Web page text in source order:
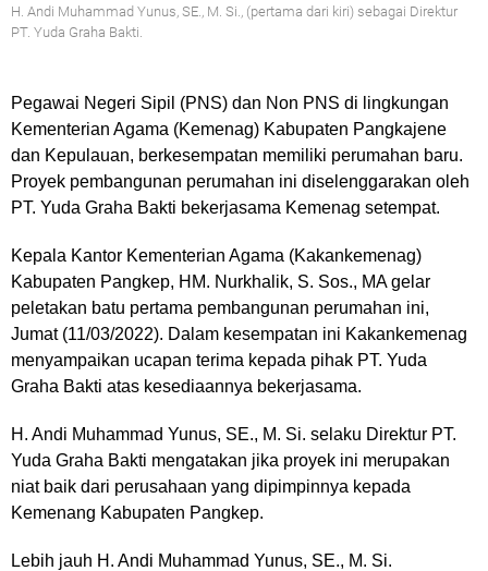
H. Andi Muhammad Yunus, SE., M. Si., (pertama dari kiri) sebagai Direktur
PT. Yuda Graha Bakti.
Pegawai Negeri Sipil (PNS) dan Non PNS di lingkungan
Kementerian Agama (Kemenag) Kabupaten Pangkajene
dan Kepulauan, berkesempatan memiliki perumahan baru.
Proyek pembangunan perumahan ini diselenggarakan oleh
PT. Yuda Graha Bakti bekerjasama Kemenag setempat.
Kepala Kantor Kementerian Agama (Kakankemenag)
Kabupaten Pangkep, HM. Nurkhalik, S. Sos., MA gelar
peletakan batu pertama pembangunan perumahan ini,
Jumat (11/03/2022). Dalam kesempatan ini Kakankemenag
menyampaikan ucapan terima kepada pihak PT. Yuda
Graha Bakti atas kesediaannya bekerjasama.
H. Andi Muhammad Yunus, SE., M. Si. selaku Direktur PT.
Yuda Graha Bakti mengatakan jika proyek ini merupakan
niat baik dari perusahaan yang dipimpinnya kepada
Kemenang Kabupaten Pangkep.
Lebih jauh H. Andi Muhammad Yunus, SE., M. Si.